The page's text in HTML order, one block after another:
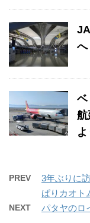
へ
ベ
航
PREV
3年ぶりに
ぱりカオト
NEXT パタヤのロ